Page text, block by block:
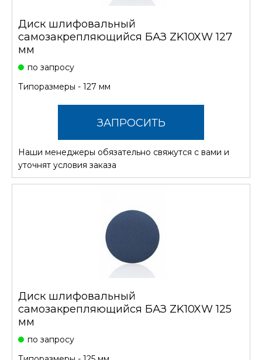
Диск шлифовальный
самозакрепляющийся БАЗ ZK10XW 127
мм
по запросу
Типоразмеры - 127 мм
ЗАПРОСИТЬ
СТОИМОСТЬ
Наши менеджеры обязательно свяжутся с вами и
уточнят условия заказа
Диск шлифовальный
самозакрепляющийся БАЗ ZK10XW 125
мм
по запросу